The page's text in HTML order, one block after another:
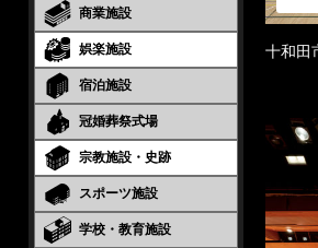
商業施設
娯楽施設
宿泊施設
冠婚葬祭式場
宗教施設・史跡
スポーツ施設
学校・教育施設
十和田